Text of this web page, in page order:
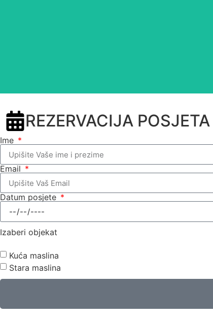
REZERVACIJA POSJETA
Ime
Email
Datum posjete
Izaberi objekat
Kuća maslina
Stara maslina